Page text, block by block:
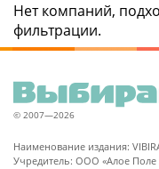
Нет компаний,
фильтрации.
© 2007—2026
Наименование издания:
Учредитель: ООО «Алое Поле